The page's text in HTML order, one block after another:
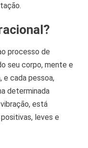
processo de
seu corpo, mente e
e cada pessoa,
determinada
está
leves e